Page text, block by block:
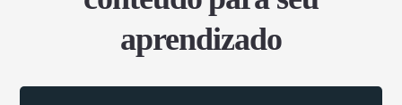
aprendizado